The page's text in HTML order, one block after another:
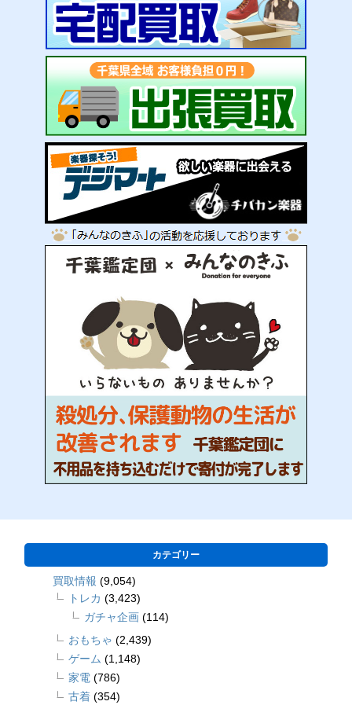
カテゴリー
買取情報 (9,054)
トレカ (3,423)
ガチャ企画 (114)
おもちゃ (2,439)
ゲーム (1,148)
家電 (786)
古着 (354)